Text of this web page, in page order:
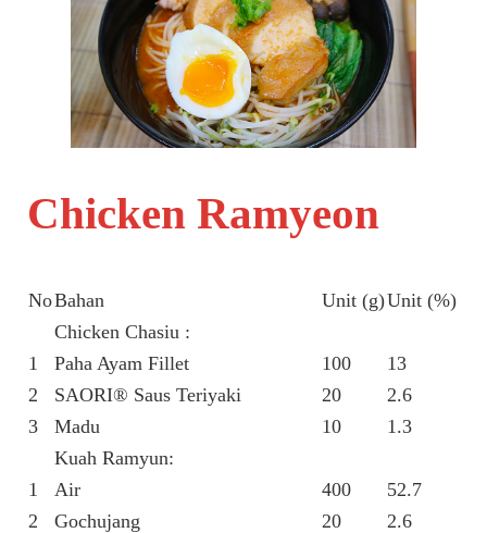
Chicken Ramyeon
NoBahan Unit (g)Unit (%)
Chicken Chasiu :
1
Paha Ayam Fillet 100
13
2
SAORI® Saus Teriyaki 20
2.6
3
Madu 10
1.3
Kuah Ramyun:
1
Air 400
52.7
2
Gochujang 20
2.6